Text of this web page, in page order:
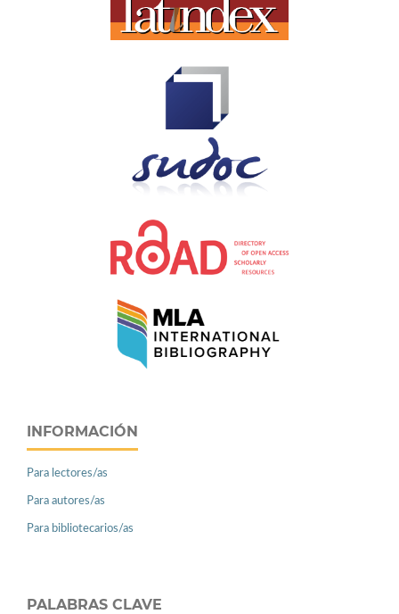
INFORMACIÓN
Para lectores/as
Para autores/as
Para bibliotecarios/as
PALABRAS CLAVE